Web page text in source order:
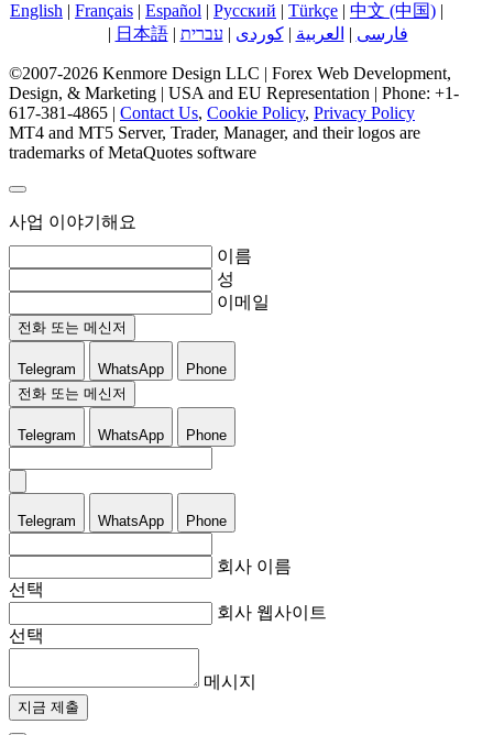
English | Français | Español | Русский | Türkçe | 中文 (中国) |
| 日本語| עברית | کوردی| العربية | فارسی
©2007-2026 Kenmore Design LLC | Forex Web Development,
Design, & Marketing | USA and EU Representation | Phone: +1-
617-381-4865 | Contact Us, Cookie Policy, Privacy Policy
MT4 and MT5 Server, Trader, Manager, and their logos are
trademarks of MetaQuotes software
사업 이야기해요
이름
성
이메일
전화 또는 메신저
Telegram WhatsApp
Phone
전화 또는 메신저
Telegram WhatsApp Phone
Telegram WhatsApp Phone
회사 이름
선택
회사 웹사이트
선택
메시지
지금 제출